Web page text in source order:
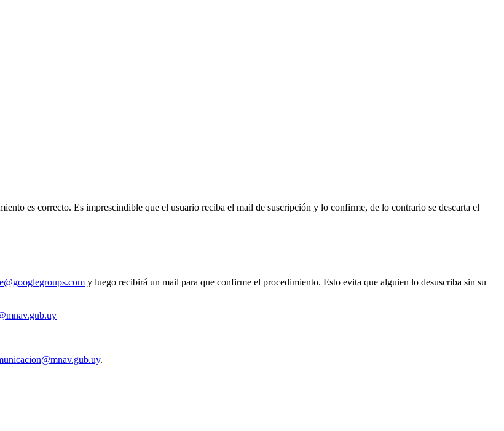
es correcto. Es imprescindible que el usuario reciba el mail de suscripción y lo confirme, de lo contrario se descarta el
y luego recibirá un mail para que confirme el procedimiento. Esto evita que alguien lo desuscriba sin su
.